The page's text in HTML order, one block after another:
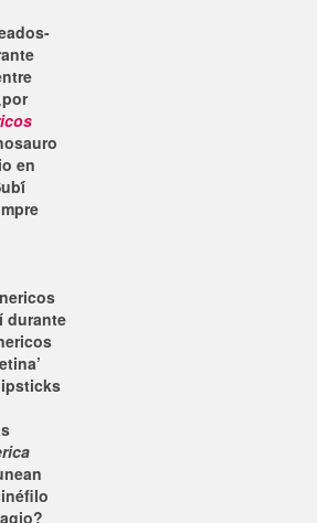
en
durante